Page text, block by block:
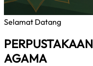
Selamat Datang
AGAMA